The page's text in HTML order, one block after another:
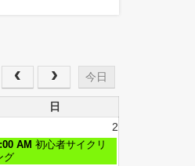
今日
日
2
AM 初心者サイクリ
グ